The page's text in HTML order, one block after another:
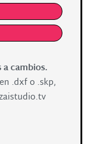
cambios.
.dxf o .skp,